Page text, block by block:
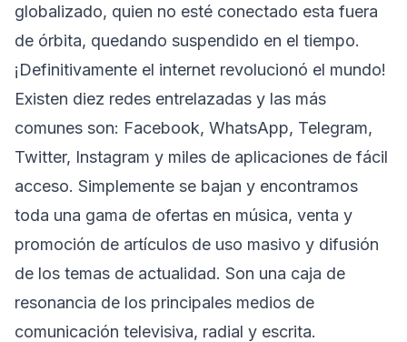
globalizado, quien no esté conectado esta fuera
de órbita, quedando suspendido en el tiempo.
¡Definitivamente el internet revolucionó el mundo!
Existen diez redes entrelazadas y las más
comunes son: Facebook, WhatsApp, Telegram,
Twitter, Instagram y miles de aplicaciones de fácil
acceso. Simplemente se bajan y encontramos
toda una gama de ofertas en música, venta y
promoción de artículos de uso masivo y difusión
de los temas de actualidad. Son una caja de
resonancia de los principales medios de
comunicación televisiva, radial y escrita.